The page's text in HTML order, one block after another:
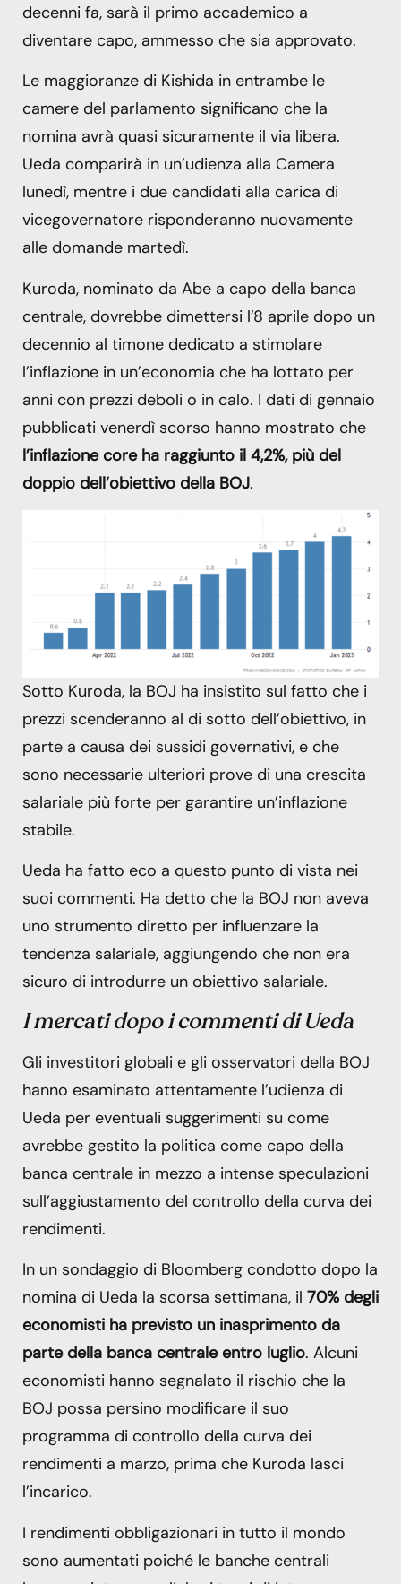
decenni fa, sarà il primo accademico a
diventare capo, ammesso che sia approvato.
Le maggioranze di Kishida in entrambe le
camere del parlamento significano che la
nomina avrà quasi sicuramente il via libera.
Ueda comparirà in un’udienza alla Camera
lunedì, mentre i due candidati alla carica di
vicegovernatore risponderanno nuovamente
alle domande martedì.
Kuroda, nominato da Abe a capo della banca
centrale, dovrebbe dimettersi l’8 aprile dopo un
decennio al timone dedicato a stimolare
l’inflazione in un’economia che ha lottato per
anni con prezzi deboli o in calo. I dati di gennaio
pubblicati venerdì scorso hanno mostrato che
l’inflazione core ha raggiunto il 4,2%, più del
doppio dell’obiettivo della BOJ.
Sotto Kuroda, la BOJ ha insistito sul fatto che i
prezzi scenderanno al di sotto dell’obiettivo, in
parte a causa dei sussidi governativi, e che
sono necessarie ulteriori prove di una crescita
salariale più forte per garantire un’inflazione
stabile.
Ueda ha fatto eco a questo punto di vista nei
suoi commenti. Ha detto che la BOJ non aveva
uno strumento diretto per influenzare la
tendenza salariale, aggiungendo che non era
sicuro di introdurre un obiettivo salariale.
I mercati dopo i commenti di Ueda
Gli investitori globali e gli osservatori della BOJ
hanno esaminato attentamente l’udienza di
Ueda per eventuali suggerimenti su come
avrebbe gestito la politica come capo della
banca centrale in mezzo a intense speculazioni
sull’aggiustamento del controllo della curva dei
rendimenti.
In un sondaggio di Bloomberg condotto dopo la
nomina di Ueda la scorsa settimana, il 70% degli
economisti ha previsto un inasprimento da
parte della banca centrale entro luglio. Alcuni
economisti hanno segnalato il rischio che la
BOJ possa persino modificare il suo
programma di controllo della curva dei
rendimenti a marzo, prima che Kuroda lasci
l’incarico.
I rendimenti obbligazionari in tutto il mondo
sono aumentati poiché le banche centrali